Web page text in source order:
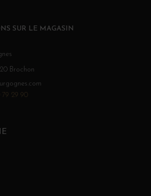
SUR LE MAGASIN
Brochon
29 90